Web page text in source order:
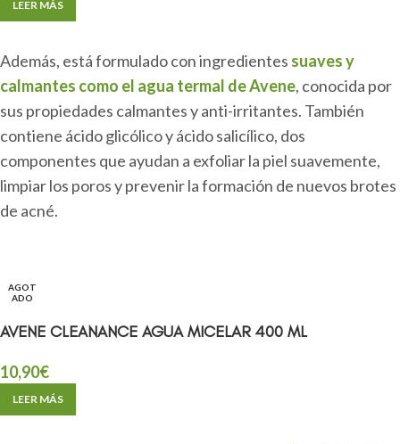
LEER MÁS
Además, está formulado con ingredientes suaves y
calmantes como el agua termal de Avene, conocida por
sus propiedades calmantes y anti-irritantes. También
contiene ácido glicólico y ácido salicílico, dos
componentes que ayudan a exfoliar la piel suavemente,
limpiar los poros y prevenir la formación de nuevos brotes
de acné.
AGOT
ADO
AVENE CLEANANCE AGUA MICELAR 400 ML
10,90€
LEER MÁS